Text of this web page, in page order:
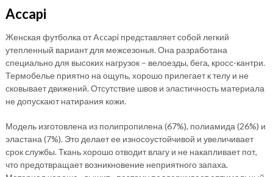
Accapi
Женская футболка от Accapi представляет собой легкий
утепленный вариант для межсезонья. Она разработана
специально для высоких нагрузок – велоезды, бега, кросс-кантри.
Термобелье приятно на ощупь, хорошо прилегает к телу и не
сковывает движений. Отсутствие швов и эластичность материала
не допускают натирания кожи.
Модель изготовлена из полипропилена (67%), полиамида (26%) и
эластана (7%). Это делает ее износоустойчивой и увеличивает
срок службы. Ткань хорошо отводит влагу и не накапливает пот,
что предотвращает возникновение неприятного запаха.